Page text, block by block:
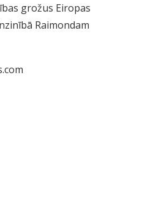
grožus Eiropas
Raimondam